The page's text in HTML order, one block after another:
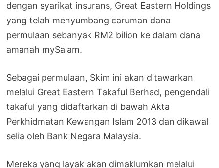
dengan syarikat insurans, Great Eastern Holdings
yang telah menyumbang caruman dana
permulaan sebanyak RM2 bilion ke dalam dana
amanah mySalam.
Sebagai permulaan, Skim ini akan ditawarkan
melalui Great Eastern Takaful Berhad, pengendali
takaful yang didaftarkan di bawah Akta
Perkhidmatan Kewangan Islam 2013 dan dikawal
selia oleh Bank Negara Malaysia.
Mereka yang layak akan dimaklumkan melalui